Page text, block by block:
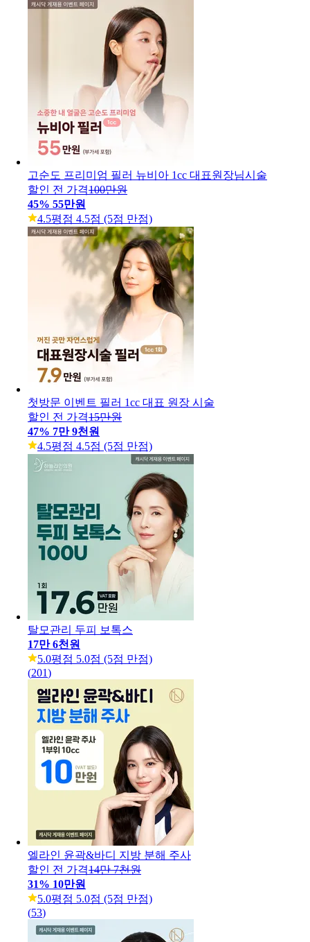
고순도 프리미엄 필러 뉴비아 1cc 대표원장님시술
할인 전 가격100만원
45% 55만원
4.5평점 4.5점 (5점 만점)
첫방문 이벤트 필러 1cc 대표 원장 시술
할인 전 가격15만원
47% 7만 9천원
4.5평점 4.5점 (5점 만점)
탈모관리 두피 보톡스
17만 6천원
5.0평점 5.0점 (5점 만점)
(201)
엘라인 윤곽&바디 지방 분해 주사
할인 전 가격14만 7천원
31% 10만원
5.0평점 5.0점 (5점 만점)
(53)